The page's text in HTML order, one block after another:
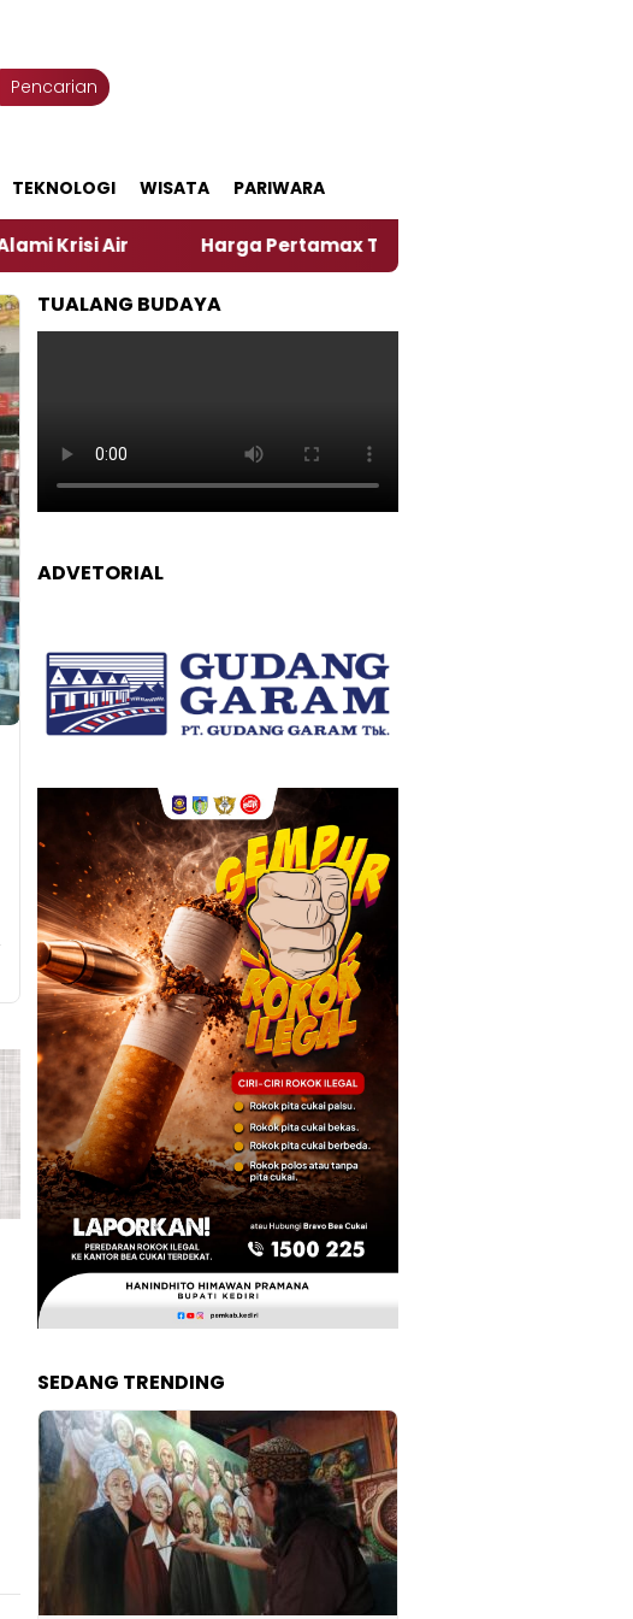
Pencarian
TEKNOLOGI WISATA PARIWARA
Harga Pertamax Turun Per Hari Ini, Segini Harganya
TUALANG BUDAYA
ADVETORIAL
SEDANG TRENDING